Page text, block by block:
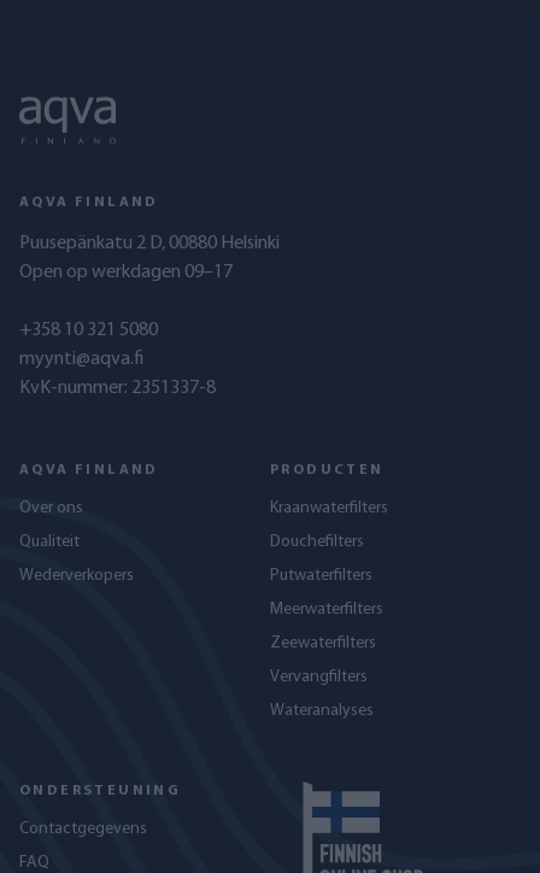
AQVA FINLAND
Puusepänkatu 2 D, 00880 Helsinki
Open op werkdagen 09–17
+358 10 321 5080
myynti@aqva.fi
KvK-nummer: 2351337-8
AQVA FINLAND
Over ons
Qualiteit
Wederverkopers
PRODUCTEN
Kraanwaterfilters
Douchefilters
Putwaterfilters
Meerwaterfilters
Zeewaterfilters
Vervangfilters
Wateranalyses
ONDERSTEUNING
Contactgegevens
FAQ